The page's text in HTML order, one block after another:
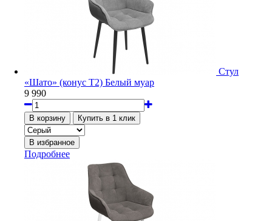
Стул
«Шато» (конус Т2) Белый муар
9 990
Подробнее